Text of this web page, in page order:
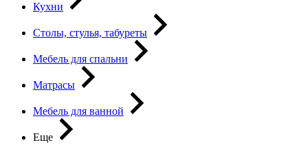
Кухни
Столы, стулья, табуреты
Мебель для спальни
Матрасы
Мебель для ванной
Еще